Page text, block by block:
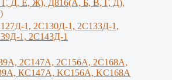
Д, Е, Ж), Д816(А, Б, В, Г, Д),
1, 2С130Д-1, 2С133Д-1,
1, 2С143Д-1
2С147А, 2С156А, 2С168А,
КС147А, KС156A, KС168A